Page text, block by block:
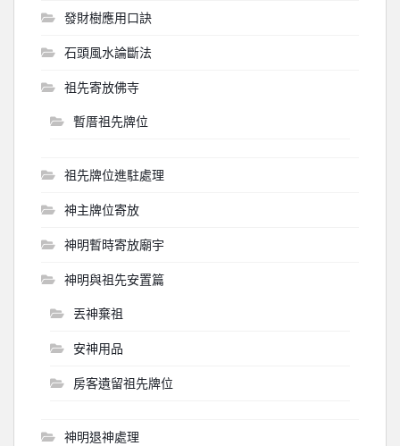
發財樹應用口訣
石頭風水論斷法
祖先寄放佛寺
暫厝祖先牌位
祖先牌位進駐處理
神主牌位寄放
神明暫時寄放廟宇
神明與祖先安置篇
丟神棄祖
安神用品
房客遺留祖先牌位
神明退神處理